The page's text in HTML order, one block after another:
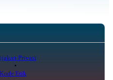
Privasi
Kode Etik